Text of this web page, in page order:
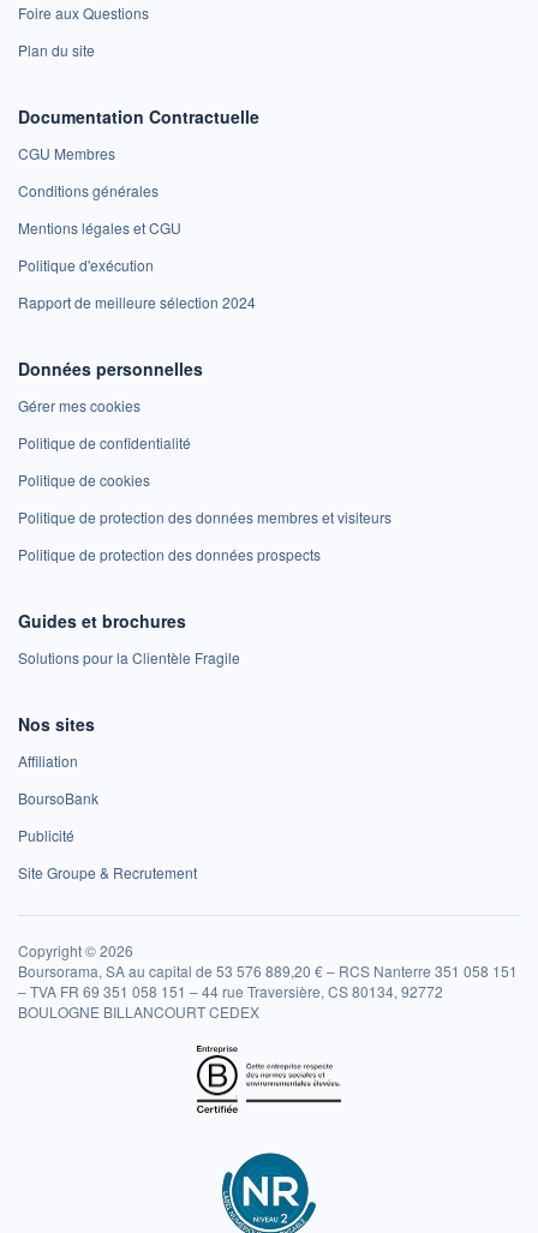
Foire aux Questions
Plan du site
Documentation Contractuelle
CGU Membres
Conditions générales
Mentions légales et CGU
Politique d'exécution
Rapport de meilleure sélection 2024
Données personnelles
Gérer mes cookies
Politique de confidentialité
Politique de cookies
Politique de protection des données membres et visiteurs
Politique de protection des données prospects
Guides et brochures
Solutions pour la Clientèle Fragile
Nos sites
Affiliation
BoursoBank
Publicité
Site Groupe & Recrutement
Copyright © 2026
Boursorama, SA au capital de 53 576 889,20 € – RCS Nanterre 351 058 151
– TVA FR 69 351 058 151 – 44 rue Traversière, CS 80134, 92772
BOULOGNE BILLANCOURT CEDEX